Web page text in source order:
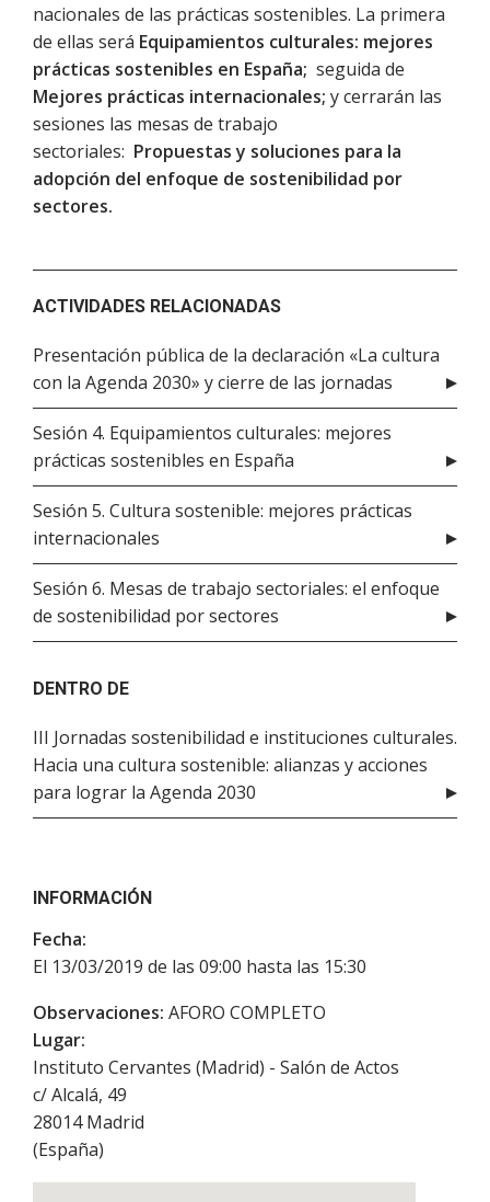
nacionales de las prácticas sostenibles. La primera
de ellas será Equipamientos culturales: mejores
prácticas sostenibles en España; seguida de
Mejores prácticas internacionales; y cerrarán las
sesiones las mesas de trabajo
sectoriales: Propuestas y soluciones para la
adopción del enfoque de sostenibilidad por
sectores.
ACTIVIDADES RELACIONADAS
Presentación pública de la declaración «La cultura
con la Agenda 2030» y cierre de las jornadas
Sesión 4. Equipamientos culturales: mejores
prácticas sostenibles en España
Sesión 5. Cultura sostenible: mejores prácticas
internacionales
Sesión 6. Mesas de trabajo sectoriales: el enfoque
de sostenibilidad por sectores
DENTRO DE
III Jornadas sostenibilidad e instituciones culturales.
Hacia una cultura sostenible: alianzas y acciones
para lograr la Agenda 2030
INFORMACIÓN
Fecha:
El 13/03/2019 de las 09:00 hasta las 15:30
Observaciones: AFORO COMPLETO
Lugar:
Instituto Cervantes (Madrid) - Salón de Actos
c/ Alcalá, 49
28014Madrid
(España)